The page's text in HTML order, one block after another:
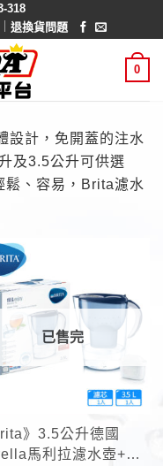
318
退換貨問題
0
設計，免開蓋的注水
及3.5公升可供選
鬆、容易，Brita濾水
已售完
》3.5公升德國
馬利拉濾水壺+附